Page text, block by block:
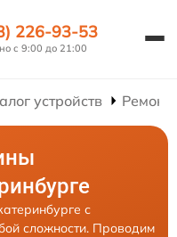
226-93-53
с 9:00 до 21:00
устройств
с
сложности. Проводим